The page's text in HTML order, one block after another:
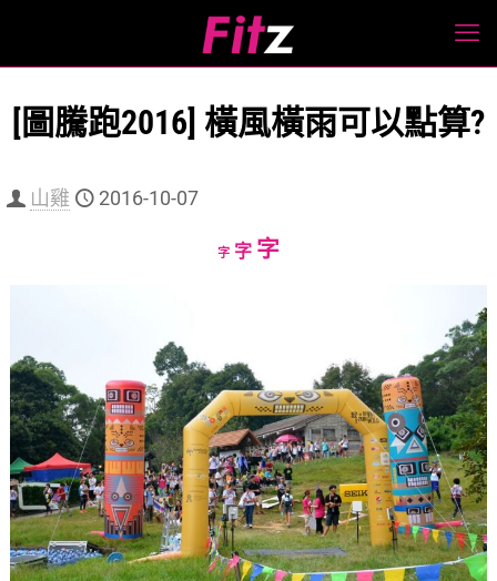
[圖騰跑2016] 橫風橫雨可以點算?
山雞 2016-10-07
字Decrease
字Reset
字Increase